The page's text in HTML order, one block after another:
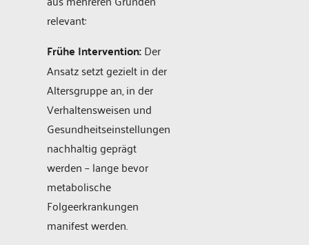
relevant:
Frühe Intervention:Der
Ansatz setzt gezielt in der
Altersgruppe an, in der
Verhaltensweisen und
Gesundheitseinstellungen
nachhaltig geprägt
werden – lange bevor
metabolische
Folgeerkrankungen
manifest werden.